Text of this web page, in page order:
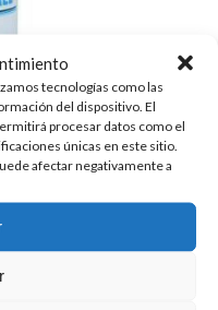
tecnologías como las
del dispositivo. El
procesar datos como el
únicas en este sitio.
afectar negativamente a
ABOCARDADOS